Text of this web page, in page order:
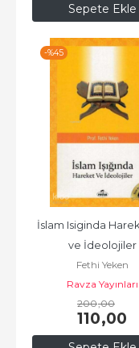
Sepete Ekle
-%45
İslam Isiginda
ve İdeolojiler
Fethi Yeken
Ravza Yayınları
200,00
110,00